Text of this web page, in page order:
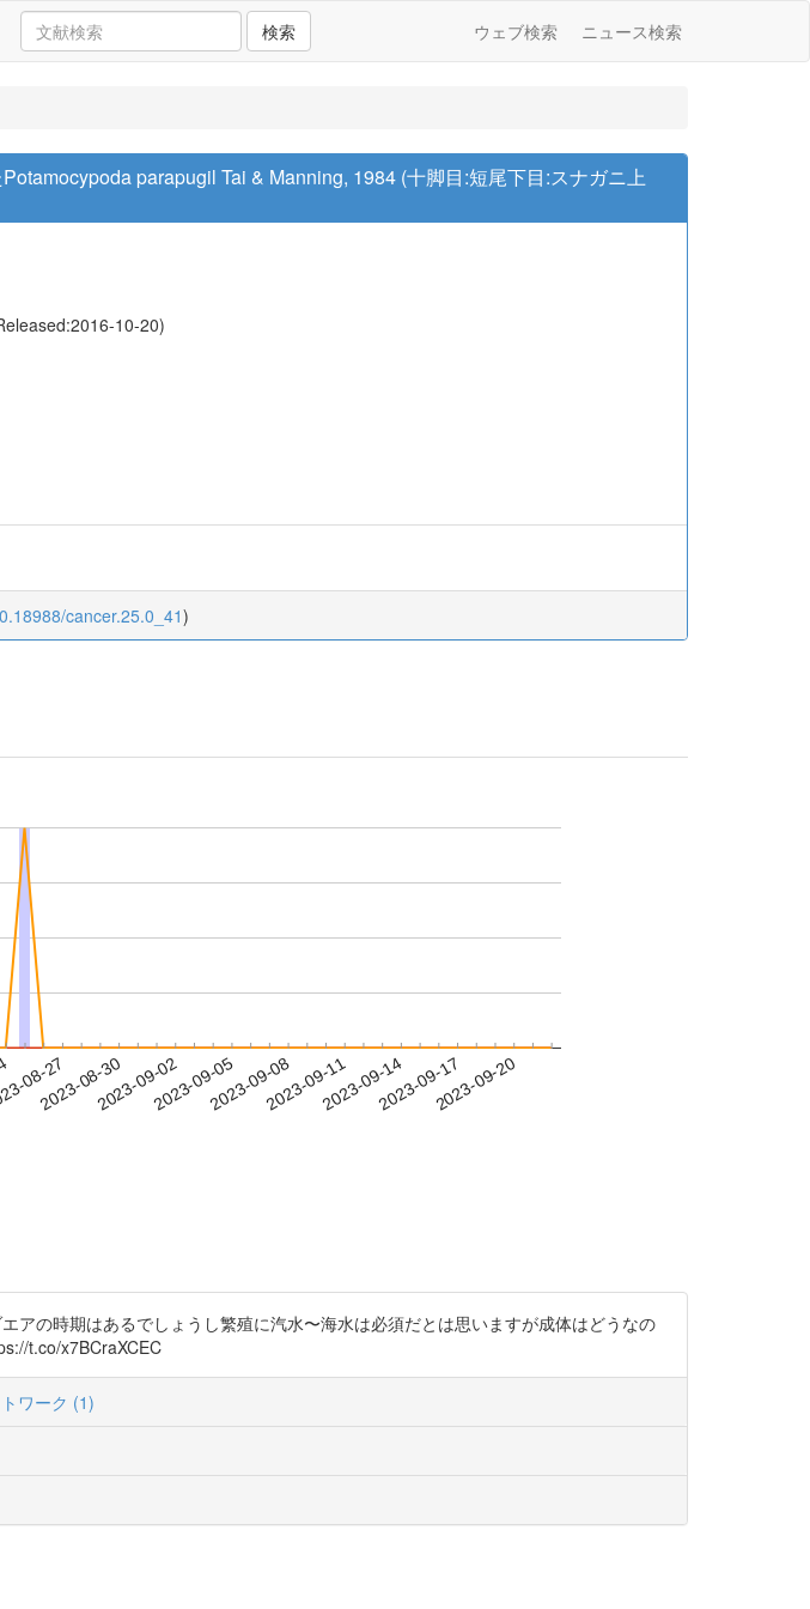
検索 ウェブ検索 ニュース検索
parapugil Tai & Manning, 1984 (十脚目:短尾下目:スナガニ上
10-20)
cancer.25.0_41)
08-27
2023-08-302023-09-022023-09-052023-09-082023-09-112023-09-142023-09-172023-09-20
の時期はあるでしょうし繁殖に汽水〜海水は必須だとは思いますが成体はどうなの
t.co/x7BCraXCEC
ワーク (1)